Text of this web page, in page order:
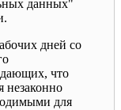
данных"
дней со
что
незаконно
для